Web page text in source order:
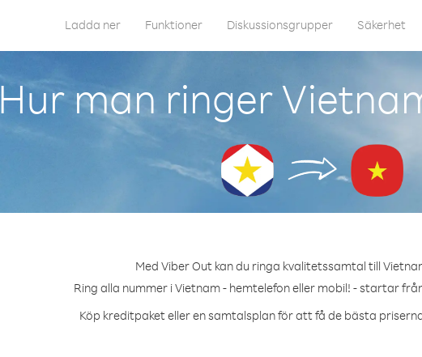
Ladda ner Funktioner Diskussionsgrupper Säkerhet
Hur man ringer
Med Viber Out kan du ringa kvalitetssamtal till
Ring alla nummer i Vietnam - hemtelefon eller mobil! - startar
Köp kreditpaket eller en samtalsplan för att få de bästa